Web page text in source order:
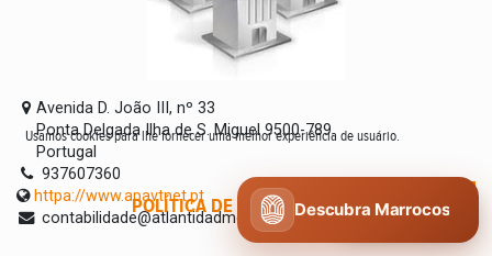
Avenida D. João III, nº 33
Ponta Delgada Ilha de S. Miguel 9500-789
Portugal
937607360
httpa://www.apavtnet.pt
contabilidade@atlantidadmc.com
Usamos cookies para lhe fornecer uma melhor experiência de usuário.
POLÍTICA DE COOKIES CONCORDO
Descubra Marrocos